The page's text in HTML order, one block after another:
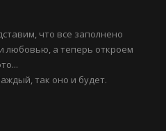
что все заполнено
любовью, а теперь откроем
так оно и будет.